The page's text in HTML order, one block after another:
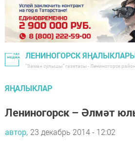
ЛЕНИНОГОРСК
"Заман сулышы" газетасы - Лениногорск
ЯҢАЛЫКЛАР
Лениногорск – Әлмәт
автор, 23 декабрь 2014 - 12:02